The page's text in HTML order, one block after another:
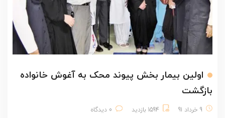
اولین بیمار بخش پیوند محک به آغوش خانواده
بازگشت
9 خرداد 91 1594 بازدید 0 دیدگاه